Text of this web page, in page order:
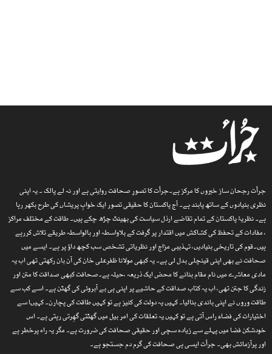
جرأت رجحان ساز خبروں کا مرکز ہے۔جرأت کا تصورِ صحافت روایتی ہے اور نہ لے پالک ۔ یہ اپنی
نظری بنیادوں کے ساتھ پابند ہے۔ آج پاکستان کا حقیقی تصور ایک خوابِ پریشاں کی طرح بکھر رہا
ہے۔ نظریۂ پاکستان کے تمام تقاضے ارذل سیاست کی بھینٹ چڑھ چکے ہیں۔ طاقت کے مختلف مراکز
، مفادات کے تحفظ کی کشاکش میں اقتدار پر گرفت کے بلاواسطہ اور بالواسطہ طریقے تلاش کررہے
ہیں۔قوم کی تاریخی بنیادیں، تہذیبی مزاج اور نظریاتی تشخص سب کچھ داؤ پر ہے۔ ایسے میں
صحافت نے بھی اپنی قینچلی بدل لی ہے۔ یہ کبھی مولانا ظفرعلی خان کی آن بان رکھتی تھی اب یہ
مادی معاشرے میں نام مقام بنانے کا محض ایک ذریعہ ،حیلہ ہے۔صحافت کبھی صداقت کا متن اور
زندگی کا جتن تھی، اب یہ کتاب صداقت کے حاشیے پر اپنی ہی بے آبروئی کی گھٹن ہے۔ اسے کب سے
طاقت وروں نے اپنی باندی بنالیا۔ کہیں یہ دولت کی کنیز ہے تو کہیں طاقت کی پچارن۔ کہیںا سے
اختیارات کی فضاء راس آتی ہے تو کہیں یہ تعلقات کی امر بیل میں گھٹتی گھِرتی رہتی ہے۔ اس
خودشکن فضا میں پہلے سے زیادہ سچی اور حقیقی صحافت کی ضرورت ہے۔ مگر یہ راہ پرخطر ہے
اور پرآزمائش بھی۔ جرأت ایسی ہی صحافت کی گرم دم جستجو ہے۔